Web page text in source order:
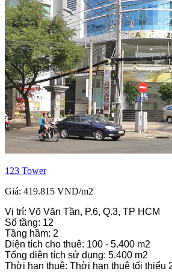
123 Tower
Giá: 419.815 VND/m2
Vị trí: Võ Văn Tần, P.6, Q.3, TP HCM
Số tầng: 12
Tầng hầm: 2
Diện tích cho thuê: 100 - 5.400 m2
Tổng diện tích sử dụng: 5.400 m2
Thời hạn thuê: Thời hạn thuê tối thiểu